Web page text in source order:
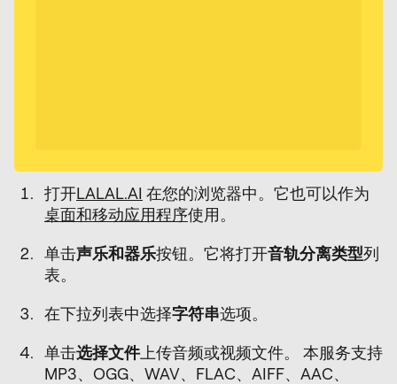
打开LALAL.AI 在您的浏览器中。它也可以作为
桌面和移动应用程序使用。
单击声乐和器乐按钮。它将打开音轨分离类型列
表。
在下拉列表中选择字符串选项。
单击选择文件上传音频或视频文件。 本服务支持
MP3、OGG、WAV、FLAC、AIFF、AAC、